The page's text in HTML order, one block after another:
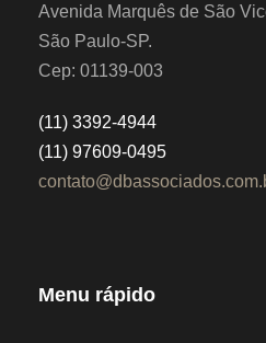
Avenida Marquês de São
São Paulo-SP.
Cep: 01139-003
(11) 3392-4944
(11) 97609-0495
Menu rápido